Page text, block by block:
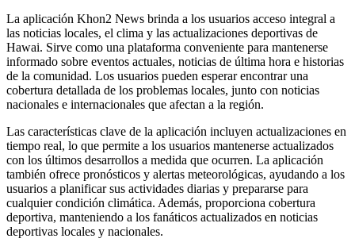
La aplicación Khon2 News brinda a los usuarios acceso integral a
las noticias locales, el clima y las actualizaciones deportivas de
Hawai. Sirve como una plataforma conveniente para mantenerse
informado sobre eventos actuales, noticias de última hora e historias
de la comunidad. Los usuarios pueden esperar encontrar una
cobertura detallada de los problemas locales, junto con noticias
nacionales e internacionales que afectan a la región.
Las características clave de la aplicación incluyen actualizaciones en
tiempo real, lo que permite a los usuarios mantenerse actualizados
con los últimos desarrollos a medida que ocurren. La aplicación
también ofrece pronósticos y alertas meteorológicas, ayudando a los
usuarios a planificar sus actividades diarias y prepararse para
cualquier condición climática. Además, proporciona cobertura
deportiva, manteniendo a los fanáticos actualizados en noticias
deportivas locales y nacionales.